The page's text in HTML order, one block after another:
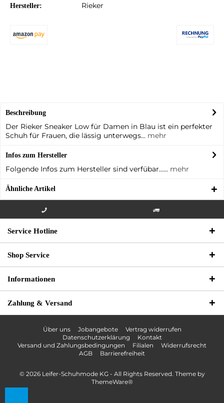
Hersteller: Rieker
Beschreibung
Der Rieker Sneaker Low für Damen in Blau ist ein perfekter
Schuh für Frauen, die lässig unterwegs... mehr
Infos zum Hersteller
Folgende Infos zum Hersteller sind verfübar...... mehr
Ähnliche Artikel
000
Service Hotline
Shop Service
Informationen
Zahlung & Versand
Über uns Jobangebote
Vertrag widerrufen
Datenschutzerklärung
Kontakt
Versand und Zahlungsbedingungen
Filialen
Widerrufsrecht
AGB
Barrierefreiheit
© 2026 Leifer-Schuhmode KG - All Rights Reserved. Theme by
ThemeWare®